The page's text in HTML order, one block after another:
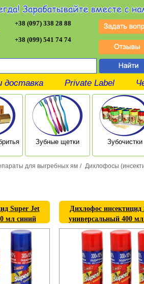
+38 (097) 338 28 88
+38 (099) 541 74 74
доставка Private Label
Зубные щетки Зубочистки
для выгребных ям / Дихлофосы
Super Jet
мл синий
Дихлофос инсектицид
универсальный 400